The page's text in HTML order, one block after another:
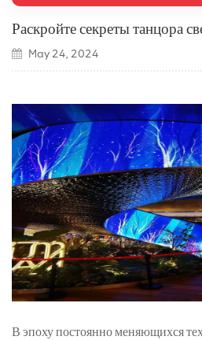
Раскройте секреты танцора
May 24, 2024
В эпоху постоянно меняющихся